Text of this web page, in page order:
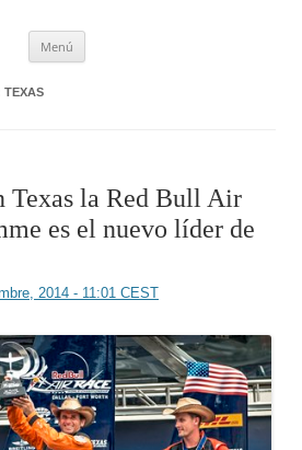
Menú
TEXAS
Texas la Red Bull Air
es el nuevo líder de
2014 - 11:01 CEST